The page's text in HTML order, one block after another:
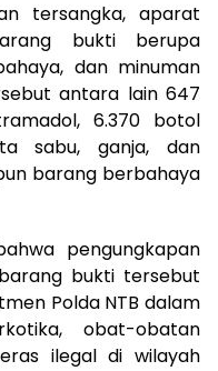
tersangka, aparat
bukti berupa
dan minuman
antara lain 647
6.370 botol
sabu, ganja, dan
barang berbahaya
pengungkapan
bukti tersebut
Polda NTB dalam
obat-obatan
ilegal di wilayah